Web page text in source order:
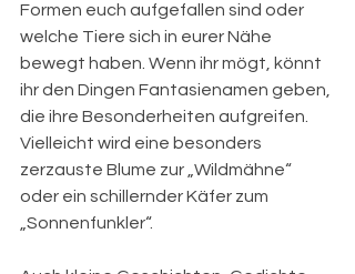
Formen euch aufgefallen sind oder
welche Tiere sich in eurer Nähe
bewegt haben. Wenn ihr mögt, könnt
ihr den Dingen Fantasienamen geben,
die ihre Besonderheiten aufgreifen.
Vielleicht wird eine besonders
zerzauste Blume zur „Wildmähne“
oder ein schillernder Käfer zum
„Sonnenfunkler“.